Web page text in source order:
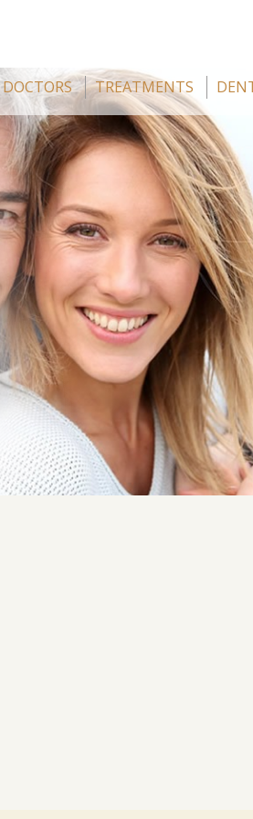
DOCTORS TREATMENTS